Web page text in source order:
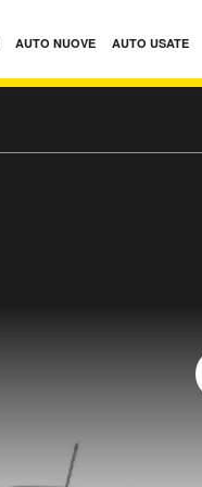
AUTO NUOVE AUTO USATE